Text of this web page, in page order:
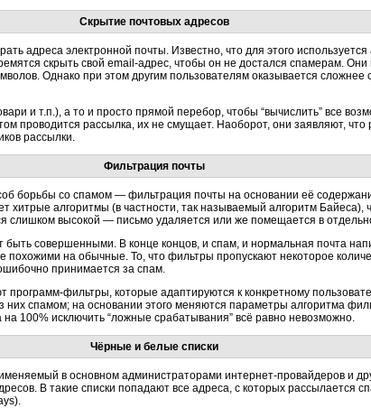
Скрытие почтовых адресов
адреса электронной почты. Известно, что для этого
скрыть свой email-адрес, чтобы он не достался спамерам. Они
Однако при этом другим пользователям оказывается сложнее
и т.п.), а то и просто прямой перебор, чтобы “вычислить” все
проводится рассылка, их не смущает. Наоборот, они заявляют, что
рассылки.
Фильтрация почты
борьбы со спамом — фильтрация почты на основании её
хитрые алгоритмы (в частности, так называемый алгоритм Байеса),
слишком высокой — письмо удаляется или же помещается в
быть совершенными. В конце концов, и спам, и нормальная почта
на обычные. То, что фильтры пропускают некоторое
принимается за спам.
программ-фильтры, которые адаптируются к конкретному
них спамом; на основании этого меняются параметры алгоритма
100% исключить “ложные срабатывания” всё равно невозможно.
Чёрные и белые списки
в основном администраторами интернет-провайдеров и
В такие списки попадают все адреса, с которых рассылается